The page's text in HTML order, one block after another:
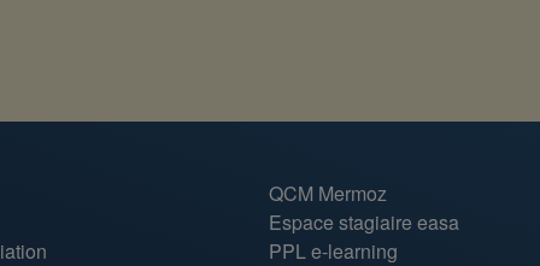
QCM Mermoz
Espace stagiaire easa
PPL e-learning